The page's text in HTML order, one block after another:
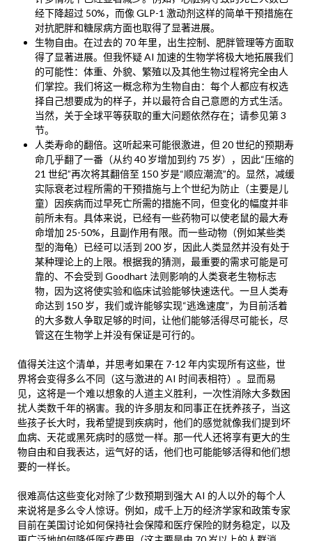
经下降超过 50%，而像 GLP-1 激动剂这样的简单干预措施在
对抗肥胖和糖尿病方面也取得了显著进展。
生物自由。在过去的 70 年里，出生控制、肥胖管理等方面取
得了显著进展。但我怀疑 AI 加速的生物学将极大地拓展我们
的可能性：体重、外貌、繁殖以及其他生物过程将完全由人
们掌控。我们将这一概念称为生物自由：每个人都应有权选
择自己想要成为的样子，并以最符合自己意愿的方式生活。
当然，关于全球平等获取的重大问题依然存在；请参见第 3
节。
人类寿命的翻倍。这听起来可能很激进，但 20 世纪的预期寿
命几乎翻了一番（从约 40 岁增加到约 75 岁），因此“压缩的
21 世纪”再次将其翻倍至 150 岁是“顺应潮流”的。显然，减缓
实际衰老过程所需的干预措施与上个世纪为防止（主要是儿
童）因疾病而过早死亡所需的措施不同，但变化的幅度并非
前所未有。具体来说，已经有一些药物可以使老鼠的最大寿
命增加 25-50%，且副作用有限。而一些动物（例如某些类
型的海龟）已经可以活到 200 岁，因此人类显然并没有处于
某种理论上的上限。根据我的猜测，最重要的需求可能是可
靠的、不会受到 Goodhart 法则影响的人类衰老生物标志
物，因为这将使实验和临床试验能够快速迭代。一旦人类寿
命达到 150 岁，我们或许能够实现“逃逸速度”，为目前活着
的大多数人争取足够的时间，让他们能够活得尽可能长，尽
管这在生物学上并没有保证是可行的。
值得关注这个清单，并思考如果在 7-12 年内实现所有这些，世
界将会变得多么不同（这与激进的 AI 时间表相符）。显而易
见，这将是一个难以想象的人道主义胜利，一次性消除大多数困
扰人类数千年的祸害。我的许多朋友和同事正在抚养孩子，当这
些孩子长大时，我希望提到疾病时，他们的感觉就像我们提到坏
血病、天花或黑死病时的感觉一样。那一代人还将享有更大的生
物自由和自我表达，运气好的话，他们也可能能够活得和他们想
要的一样长。
很难高估这些变化对除了少数预期到强大 AI 的人以外的每个人
来说将是多么令人惊讶。例如，成千上万的经济学家和政策专家
目前在美国讨论如何保持社会保障和医疗保险的财务稳定，以及